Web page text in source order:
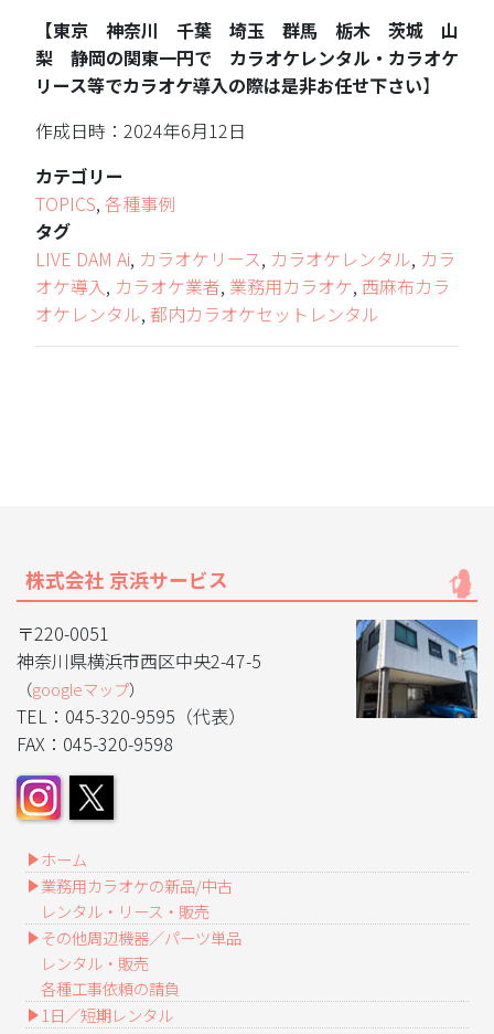
【東京 神奈川 千葉 埼玉 群馬 栃木 茨城 山
梨 静岡の関東一円で カラオケレンタル・カラオケ
リース等でカラオケ導入の際は是非お任せ下さい】
作成日時：2024年6月12日
カテゴリー
TOPICS, 各種事例
タグ
LIVE DAM Ai, カラオケリース, カラオケレンタル, カラ
オケ導入, カラオケ業者, 業務用カラオケ, 西麻布カラ
オケレンタル, 都内カラオケセットレンタル
株式会社 京浜サービス
〒220-0051
神奈川県横浜市西区中央2-47-5
（googleマップ）
TEL：045-320-9595（代表）
FAX：045-320-9598
ホーム
業務用カラオケの新品/中古
レンタル・リース・販売
その他周辺機器／パーツ単品
レンタル・販売
各種工事依頼の請負
1日／短期レンタル